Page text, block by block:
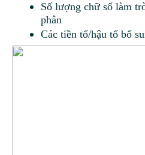
Số lượng chữ số làm
phân
Các tiền tố/hậu tố bổ